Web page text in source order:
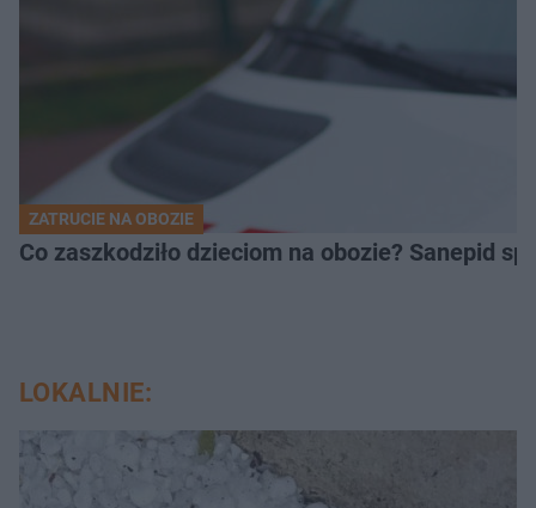
ZATRUCIE NA OBOZIE
Co zaszkodziło dzieciom na obozie? Sanepid
LOKALNIE: